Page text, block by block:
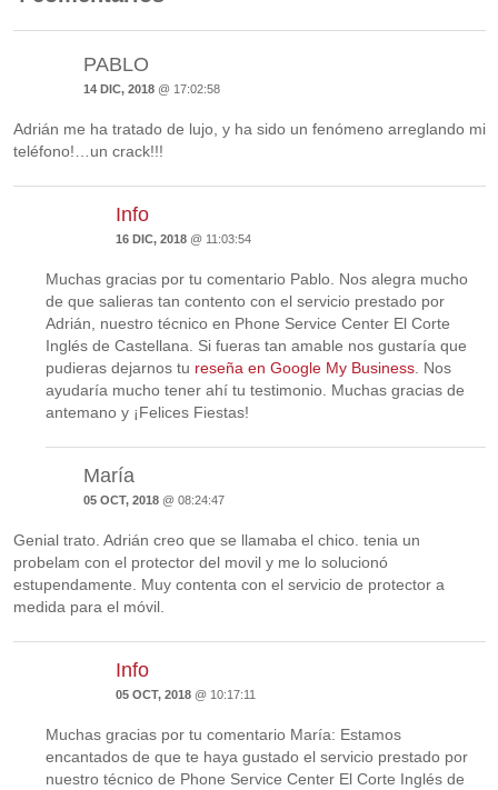
PABLO
14 DIC, 2018@ 17:02:58
Adrián me ha tratado de lujo, y ha sido un fenómeno arreglando mi
teléfono!…un crack!!!
Info
16 DIC, 2018 @ 11:03:54
Muchas gracias por tu comentario Pablo. Nos alegra mucho
de que salieras tan contento con el servicio prestado por
Adrián, nuestro técnico en Phone Service Center El Corte
Inglés de Castellana. Si fueras tan amable nos gustaría que
pudieras dejarnos tu reseña en Google My Business. Nos
ayudaría mucho tener ahí tu testimonio. Muchas gracias de
antemano y ¡Felices Fiestas!
María
05 OCT, 2018@ 08:24:47
Genial trato. Adrián creo que se llamaba el chico. tenia un
probelam con el protector del movil y me lo solucionó
estupendamente. Muy contenta con el servicio de protector a
medida para el móvil.
Info
05 OCT, 2018 @ 10:17:11
Muchas gracias por tu comentario María: Estamos
encantados de que te haya gustado el servicio prestado por
nuestro técnico de Phone Service Center El Corte Inglés de